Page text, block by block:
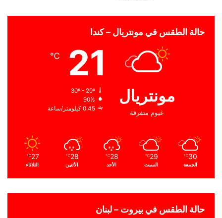
حالة الطقس في مونتريال – كندا
مونتريال
غيوم متفرقة
21
℃
30º - 20º
90%
0.45 كيلومتر/ساعة
30
℃
الجمعة
29
℃
السبت
28
℃
الأحد
28
℃
الأثنين
27
℃
الثلاثاء
حالة الطقس في بيروت – لبنان